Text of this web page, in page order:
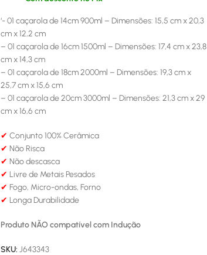
‘- 01 caçarola de 14cm 900ml – Dimensões: 15,5 cm x 20,3
cm x 12,2 cm
– 01 caçarola de 16cm 1500ml – Dimensões: 17,4 cm x 23,8
cm x 14,3 cm
– 01 caçarola de 18cm 2000ml – Dimensões: 19,3 cm x
25,7 cm x 15,6 cm
– 01 caçarola de 20cm 3000ml – Dimensões: 21,3 cm x 29
cm x 16,6 cm
✔ Conjunto 100% Cerâmica
✔ Não Risca
✔ Não descasca
✔ Livre de Metais Pesados
✔ Fogo, Micro-ondas, Forno
✔ Longa Durabilidade
Produto NÃO compatível com Indução
SKU: J643343